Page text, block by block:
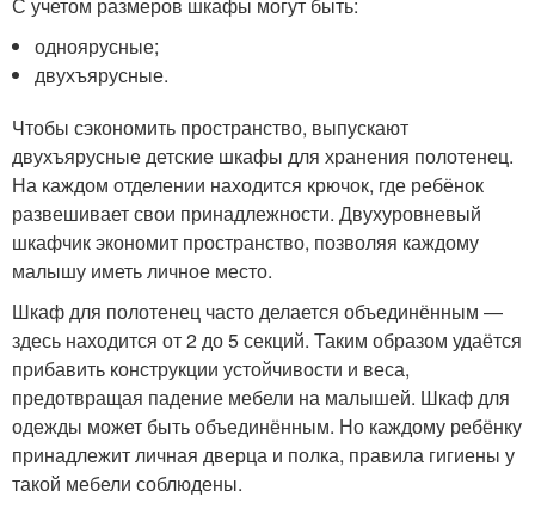
одноярусные;
двухъярусные.
Чтобы сэкономить пространство, выпускают
двухъярусные детские шкафы для хранения полотенец.
На каждом отделении находится крючок, где ребёнок
развешивает свои принадлежности. Двухуровневый
шкафчик экономит пространство, позволяя каждому
малышу иметь личное место.
Шкаф для полотенец часто делается объединённым —
здесь находится от 2 до 5 секций. Таким образом удаётся
прибавить конструкции устойчивости и веса,
предотвращая падение мебели на малышей. Шкаф для
одежды может быть объединённым. Но каждому ребёнку
принадлежит личная дверца и полка, правила гигиены у
такой мебели соблюдены.